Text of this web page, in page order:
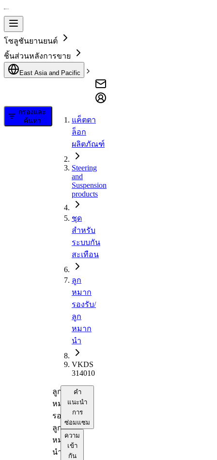
โซลูชันยานยนต์
ชิ้นส่วนหลังการขาย
East Asia and Pacific
กรองและ
ค้นหา
แค็ตตา
ล็อก
ผลิตภัณฑ์
Steering
and
Suspension
products
ชุด
สำหรับ
ระบบกัน
สะเทือน
ลูก
หมาก
รองรับ/
ลูก
หมาก
นำ
VKDS
314010
ลูก
หมาก
รองรับ/
ลูก
หมาก
นำ
คำ
แนะนำ
การ
ซ่อมแซม
ความ
เข้า
กัน